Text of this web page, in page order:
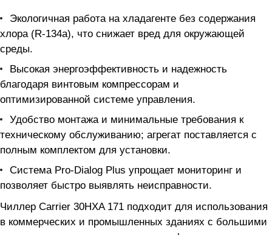
Экологичная работа на хладагенте без содержания
хлора (R-134a), что снижает вред для окружающей
среды.
Высокая энергоэффективность и надежность
благодаря винтовым компрессорам и
оптимизированной системе управления.
Удобство монтажа и минимальные требования к
техническому обслуживанию; агрегат поставляется с
полным комплектом для установки.
Система Pro-Dialog Plus упрощает мониторинг и
позволяет быстро выявлять неисправности.
Чиллер Carrier 30HXA 171 подходит для использования
в коммерческих и промышленных зданиях с большими